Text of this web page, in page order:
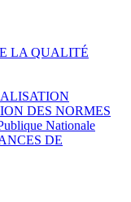
LA QUALITÉ
DES NORMES
Nationale
DE